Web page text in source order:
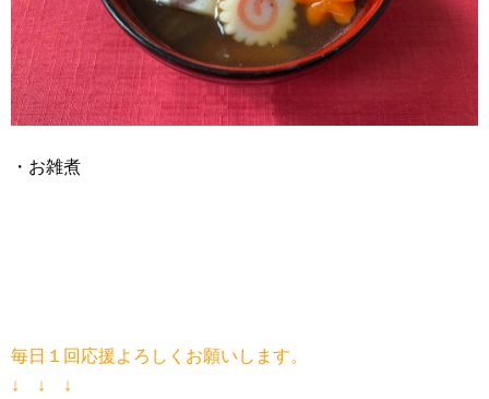
・お雑煮
毎日１回応援よろしくお願いします。
↓ ↓ ↓